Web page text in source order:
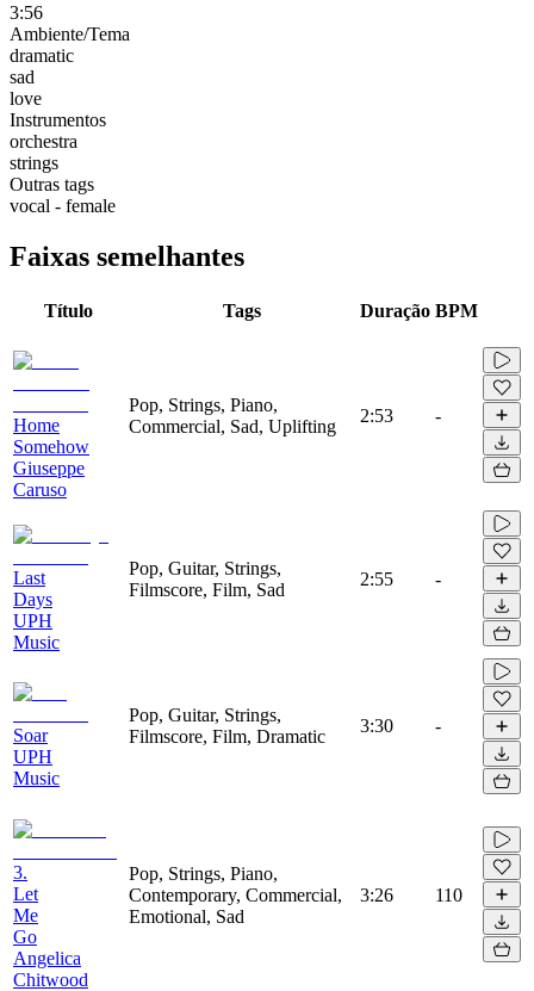
3:56
Ambiente/Tema
dramatic
sad
love
Instrumentos
orchestra
strings
Outras tags
vocal - female
Faixas semelhantes
Título Tags Duração BPM
Home
Somehow
Giuseppe
Caruso
Pop, Strings, Piano,
Commercial, Sad, Uplifting
2:53 -
Last
Days
UPH
Music
Pop, Guitar, Strings,
Filmscore, Film, Sad
2:55 -
Soar
UPH
Music
Pop, Guitar, Strings,
Filmscore, Film, Dramatic
3:30 -
3.
Let
Me
Go
Angelica
Chitwood
Pop, Strings, Piano,
Contemporary, Commercial,
Emotional, Sad
3:26 110